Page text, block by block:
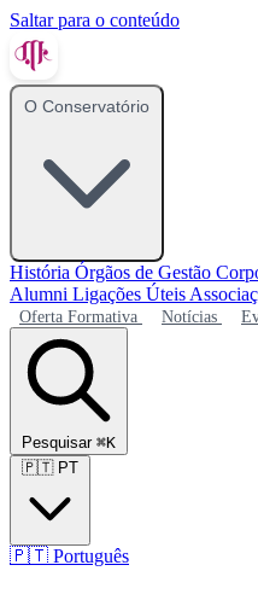
Saltar para o conteúdo
O Conservatório
História Órgãos de Gestão
Alumni Ligações Úteis
Oferta Formativa Notícias
Pesquisar ⌘K
🇵🇹 PT
🇵🇹 Português